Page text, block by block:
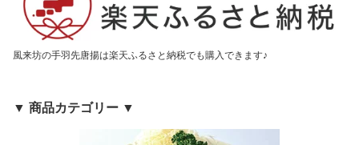
風来坊の手羽先唐揚は楽天ふるさと納税でも購入できます♪
▼ 商品カテゴリー ▼